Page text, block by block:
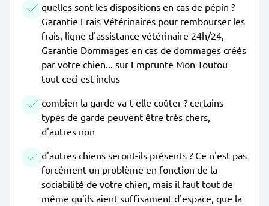
quelles sont les dispositions en cas de pépin ?
Garantie Frais Vétérinaires pour rembourser les
frais, ligne d'assistance vétérinaire 24h/24,
Garantie Dommages en cas de dommages créés
par votre chien... sur Emprunte Mon Toutou
tout ceci est inclus
combien la garde va-t-elle coûter ? certains
types de garde peuvent être très chers,
d'autres non
d'autres chiens seront-ils présents ? Ce n'est pas
forcément un problème en fonction de la
sociabilité de votre chien, mais il faut tout de
même qu'ils aient suffisament d'espace, que la